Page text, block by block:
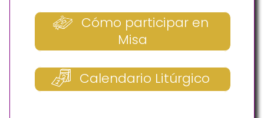
Cómo participar en
Misa
Calendario Litúrgico